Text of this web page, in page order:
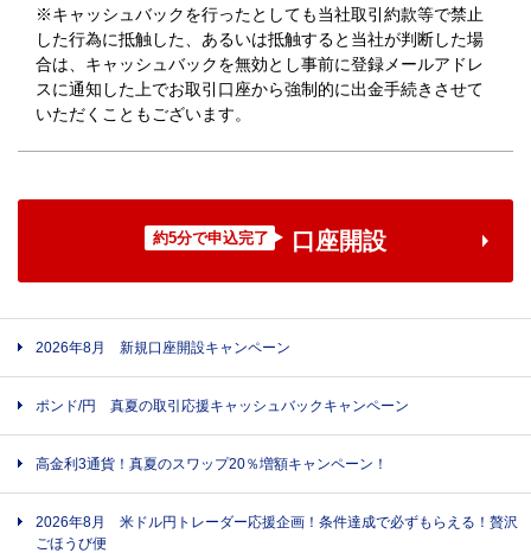
※キャッシュバックを行ったとしても当社取引約款等で禁止
した行為に抵触した、あるいは抵触すると当社が判断した場
合は、キャッシュバックを無効とし事前に登録メールアドレ
スに通知した上でお取引口座から強制的に出金手続きさせて
いただくこともございます。
約5分で申込完了 口座開設
2026年8月 新規口座開設キャンペーン
ポンド/円 真夏の取引応援キャッシュバックキャンペーン
高金利3通貨！真夏のスワップ20％増額キャンペーン！
2026年8月 米ドル円トレーダー応援企画！条件達成で必ずもらえる！贅沢
ごほうび便